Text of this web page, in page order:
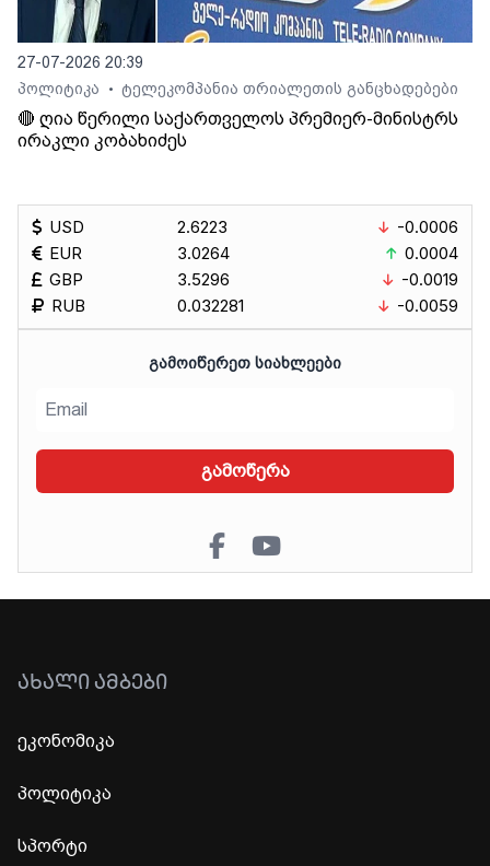
27-07-2026 20:39
პოლიტიკა
• ტელეკომპანია თრიალეთის განცხადებები
🔴 ღია წერილი საქართველოს პრემიერ-მინისტრს
ირაკლი კობახიძეს
USD
EUR
GBP
RUB
2.6223
3.0264
3.5296
0.032281
-0.0006
0.0004
-0.0019
-0.0059
ᲒᲐᲛᲝᲘᲬᲔᲠᲔᲗ ᲡᲘᲐᲮᲚᲔᲔᲑᲘ
გამოწერა
ᲐᲮᲐᲚᲘ ᲐᲛᲑᲔᲑᲘ
ეკონომიკა
პოლიტიკა
სპორტი